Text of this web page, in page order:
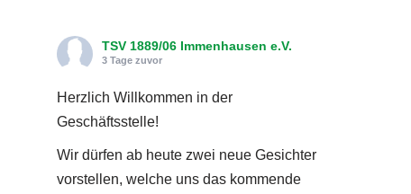
TSV 1889/06 Immenhausen e.V.
3 Tage zuvor
Herzlich Willkommen in der
Geschäftsstelle!
Wir dürfen ab heute zwei neue Gesichter
vorstellen, welche uns das kommende